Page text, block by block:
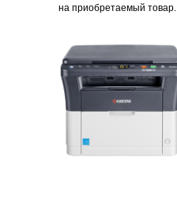
на приобретаемый товар.